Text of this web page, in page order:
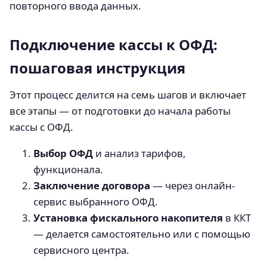
повторного ввода данных.
Подключение кассы к ОФД:
пошаговая инструкция
Этот процесс делится на семь шагов и включает
все этапы — от подготовки до начала работы
кассы с ОФД.
Выбор ОФД и анализ тарифов,
функционала.
Заключение договора — через онлайн-
сервис выбранного ОФД.
Установка фискального накопителя в ККТ
— делается самостоятельно или с помощью
сервисного центра.